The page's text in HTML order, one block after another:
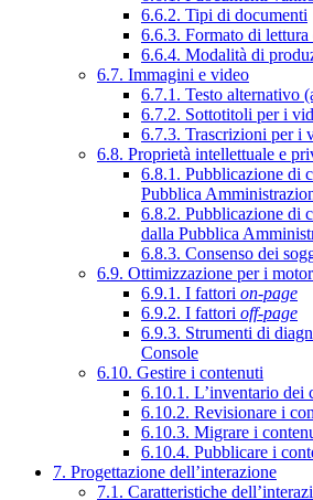
6.6.2. Tipi di documenti
6.6.3. Formato di
6.6.4. Modalità di
6.7. Immagini e video
6.7.1. Testo alternativo
6.7.2. Sottotitoli per i
6.7.3. Trascrizioni per i
6.8. Proprietà intellettuale e
6.8.1. Pubblicazione di
Pubblica
6.8.2. Pubblicazione di
dalla Pubblica
6.8.3. Consenso dei
6.9. Ottimizzazione per i
6.9.1. I fattori on-page
6.9.2. I fattori off-page
6.9.3. Strumenti di
Console
6.10. Gestire i contenuti
6.10.1. L’inventario dei
6.10.2. Revisionare i
6.10.3. Migrare i
6.10.4. Pubblicare i
7. Progettazione dell’interazione
7.1. Caratteristiche